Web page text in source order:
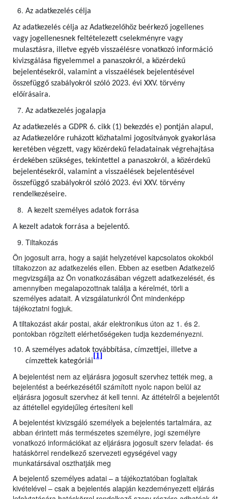
Az adatkezelés célja
Az adatkezelés célja az Adatkezelőhöz beérkező jogellenes
vagy jogellenesnek feltételezett cselekményre vagy
mulasztásra, illetve egyéb visszaélésre vonatkozó információ
kivizsgálása figyelemmel a panaszokról, a közérdekű
bejelentésekről, valamint a visszaélések bejelentésével
összefüggő szabályokról szóló 2023. évi XXV. törvény
előírásaira.
Az adatkezelés jogalapja
Az adatkezelés a GDPR 6. cikk (1) bekezdés e) pontján alapul,
az Adatkezelőre ruházott közhatalmi jogosítványok gyakorlása
keretében végzett, vagy közérdekű feladatainak végrehajtása
érdekében szükséges, tekintettel a panaszokról, a közérdekű
bejelentésekről, valamint a visszaélések bejelentésével
összefüggő szabályokról szóló 2023. évi XXV. törvény
rendelkezéseire.
A kezelt személyes adatok forrása
A kezelt adatok forrása a bejelentő.
Tiltakozás
Ön jogosult arra, hogy a saját helyzetével kapcsolatos okokból
tiltakozzon az adatkezelés ellen. Ebben az esetben Adatkezelő
megvizsgálja az Ön vonatkozásában végzett adatkezelését, és
amennyiben megalapozottnak találja a kérelmét, törli a
személyes adatait. A vizsgálatunkról Önt mindenképp
tájékoztatni fogjuk.
A tiltakozást akár postai, akár elektronikus úton az 1. és 2.
pontokban rögzített elérhetőségeken tudja kezdeményezni.
A személyes adatok továbbítása, címzettjei, illetve a
címzettek kategóriái
[1]
A bejelentést nem az eljárásra jogosult szervhez tették meg, a
bejelentést a beérkezésétől számított nyolc napon belül az
eljárásra jogosult szervhez át kell tenni. Az áttételről a bejelentőt
az áttétellel egyidejűleg értesíteni kell
A bejelentést kivizsgáló személyek a bejelentés tartalmára, az
abban érintett más természetes személyre, jogi személyre
vonatkozó információkat az eljárásra jogosult szerv feladat- és
hatáskörrel rendelkező szervezeti egységével vagy
munkatársával oszthatják meg
A bejelentő személyes adatai – a tájékoztatóban foglaltak
kivételével – csak a bejelentés alapján kezdeményezett eljárás